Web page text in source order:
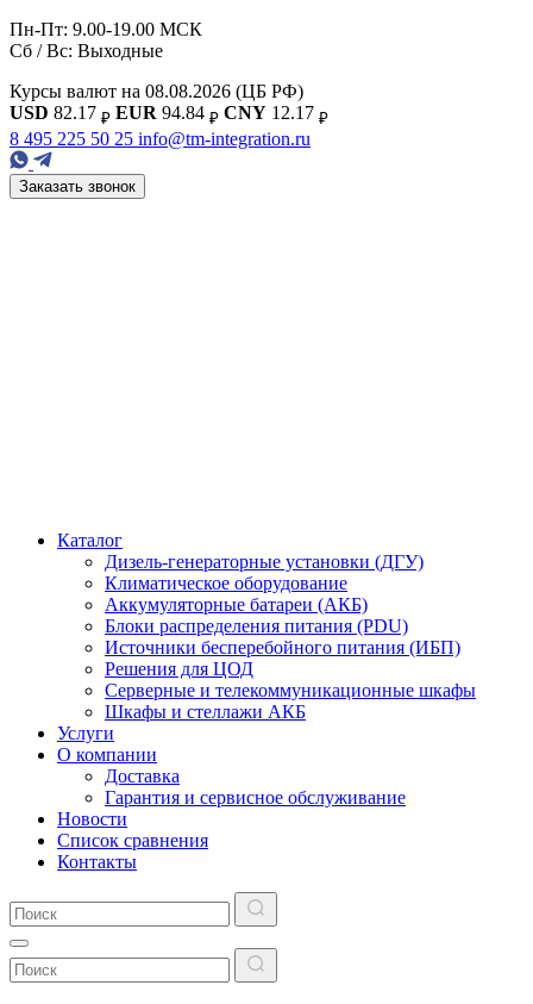
Пн-Пт: 9.00-19.00 МСК
Сб / Вс: Выходные
Курсы валют на 08.08.2026 (ЦБ РФ)
USD 82.17 ₽ EUR 94.84 ₽ CNY 12.17 ₽
8 495 225 50 25 info@tm-integration.ru
Заказать звонок
Каталог
Дизель-генераторные установки (ДГУ)
Климатическое оборудование
Аккумуляторные батареи (АКБ)
Блоки распределения питания (PDU)
Источники бесперебойного питания (ИБП)
Решения для ЦОД
Серверные и телекоммуникационные шкафы
Шкафы и стеллажи АКБ
Услуги
О компании
Доставка
Гарантия и сервисное обслуживание
Новости
Список сравнения
Контакты